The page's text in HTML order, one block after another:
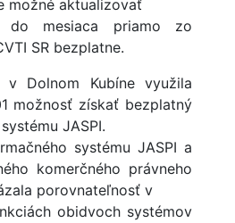
možné aktualizovať
do mesiaca priamo zo
SR bezplatne.
v Dolnom Kubíne využila
možnosť získať bezplatný
JASPI.
systému JASPI a
komerčného právneho
porovnateľnosť v
obidvoch systémov